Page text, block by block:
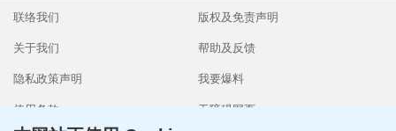
联络我们
关于我们
隐私政策声明
使用条款
版权及免责声明
帮助及反馈
我要爆料
无障碍网页